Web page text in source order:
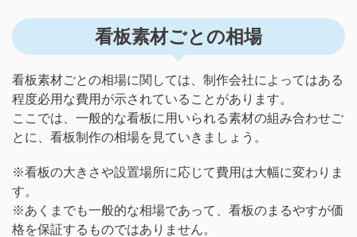
看板素材ごとの相場
看板素材ごとの相場に関しては、制作会社によってはある
程度必用な費用が示されていることがあります。
ここでは、一般的な看板に用いられる素材の組み合わせご
とに、看板制作の相場を見ていきましょう。
※看板の大きさや設置場所に応じて費用は大幅に変わりま
す。
※あくまでも一般的な相場であって、看板のまるやすが価
格を保証するものではありません。